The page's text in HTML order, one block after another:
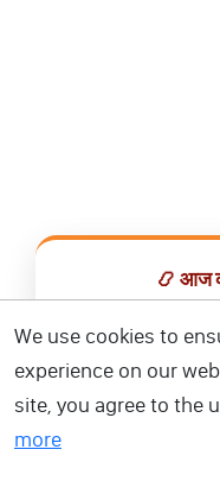
📿 आज
📅
We use cookies to
experience on our
site, you agree to the
more